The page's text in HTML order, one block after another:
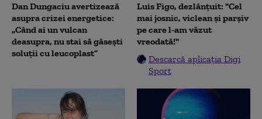
Dan Dungaciu avertizează
asupra crizei energetice:
„Când ai un vulcan
deasupra, nu stai să găsești
soluții cu leucoplast”
Luis Figo, dezlănțuit: "Cel
mai josnic, viclean și parșiv
pe care l-am văzut
vreodată!"
Descarcă aplicația Digi
Sport